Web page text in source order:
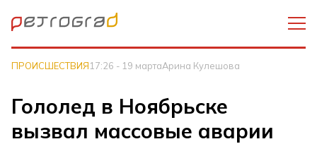
ПРОИСШЕСТВИЯ17:26 - 19 мартаАрина Кулешова
Гололед в Ноябрьске
вызвал массовые аварии